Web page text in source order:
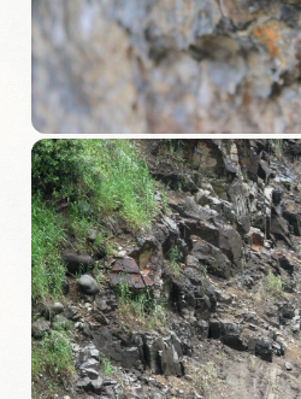
旅の予約
アクセス
インフォメーション
ぎふ旅レポーター記事
早わかり岐阜
買い物・お土産